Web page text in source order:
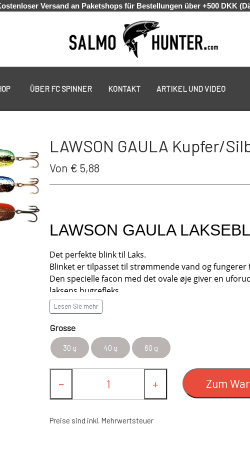
Versand an Paketshops für Bestellungen über +500 DKK
19 G
PUT & TAKE GREJ GEOFF ANDERSON
STANDARD
SKJERN SPEZIAL (#8 HAKEN)
SPEZIAL (#8 HAKEN)
FC WESTIN UPSTREAM
FC WESTIN DOWNSTREAM
ÜBER FC SPINNER KONTAKT ARTIKEL UND VIDEO
LAWSON GAULA Kupfer/
Von € 5,88
LAWSON GAULA
Det perfekte blink til Laks.
Blinket er tilpasset til strømmende vand og
Den specielle facon med det ovale øje giver en
laksens hugrefleks.
Den hamrede overflade sikrer samtidig reflekser i alle
Lesen Sie mehr
Grosse
30 g 40 g 60 g
− + Zum
Preise sind inkl. Mehrwertsteuer